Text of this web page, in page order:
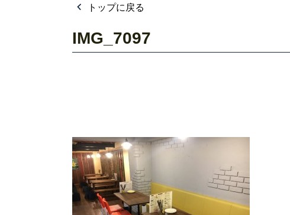
トップに戻る
IMG_7097